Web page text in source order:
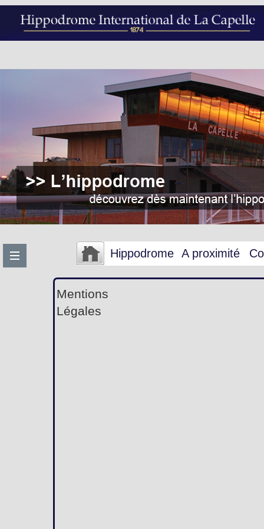
Hippodrome A proximité
Mentions
Légales